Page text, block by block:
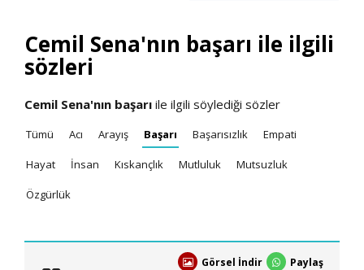
Cemil Sena'nın başarı ile ilgili
sözleri
Cemil Sena'nın başarı ile ilgili söylediği sözler
Tümü Acı Arayış Başarı Başarısızlık Empati
Hayat İnsan Kıskançlık Mutluluk Mutsuzluk
Özgürlük
Görsel İndir Paylaş